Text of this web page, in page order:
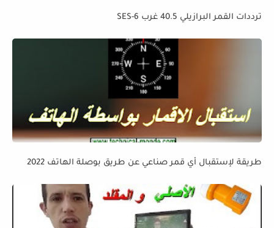
ترددات القمر البرازيلي 40.5 غرب SES-6
طريقة لإستقبال أي قمر صناعي عن طريق بوصلة الهاتف 2022